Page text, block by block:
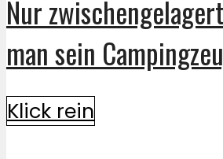
Nur
man sein
Klick rein